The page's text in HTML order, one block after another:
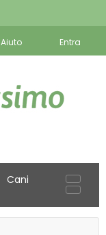
Aiuto Entra
Cani